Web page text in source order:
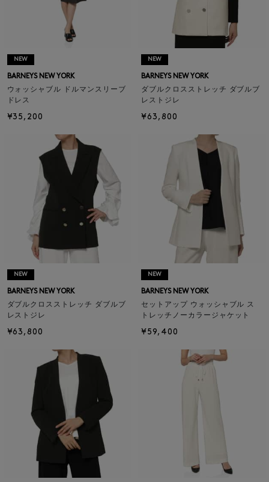
NEW
BARNEYS NEW YORK
ウォッシャブル ドルマンスリーブ
ドレス
¥35,200
NEW
BARNEYS NEW YORK
ダブルクロスストレッチ ダブルブ
レストジレ
¥63,800
NEW
BARNEYS NEW YORK
ダブルクロスストレッチ ダブルブ
レストジレ
¥63,800
NEW
BARNEYS NEW YORK
セットアップ ウォッシャブル ス
トレッチノーカラージャケット
¥59,400